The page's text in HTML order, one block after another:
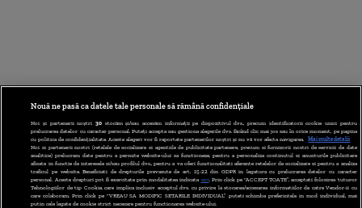
Nouă ne pasă ca datele tale personale să rămână confidențiale
Noi și partenerii noștri 30stocăm și/sau accesăm informații pe dispozitivul dvs., precum identificatorii cookie unici pentru
prelucrarea datelor cu caracter personal. Puteți accepta sau gestiona alegerile dvs. făcând clic mai jos sau în orice moment, pe pagina
cu politica de confidențialitate. Aceste alegeri vor fi raportate partenerilor noștri și nu vă vor afecta navigarea.
Mai multe detalii
Noi si partenerii nostri (retelele de socializare si agentiile de publicitate partenere, precum si furnizorii nostri de servicii de date
analitice) prelucram date pentru a permite website-ului sa functioneze, pentru a personaliza continutul si anunturile publicitare
afisate in functie de interesele si/sau profilul dvs., pentru a va oferi functionalitati aferente retelelor de socializare si pentru a analiza
traficul pe website. Beneficiati de drepturile prevazute de art. 15-22 din GDPR in legatura cu prelucrarea datelor cu caracter
personal. Aceste drepturi pot fi exercitate prin modalitatea indicata aici. Prin click pe “ACCEPT TOATE”, acceptati folosirea tuturor
Tehnologiilor de tip Cookie, care implica inclusiv acceptul dvs. cu privire la stocarea/accesarea informatiilor de catre Vendor-ii cu
care colaboram. Prin click pe “VREAU SA MODIFIC SETARILE INDIVIDUAL” puteti schimba preferintele in mod individual, mai
putin cele legate de cookie strict necesare pentru functionarea website-ului.